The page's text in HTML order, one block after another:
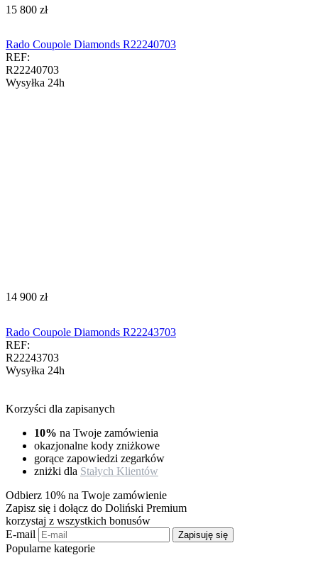
‍15 800‍ zł
Rado Coupole Diamonds R22240703
REF:
R22240703
Wysyłka 24h
‍14 900‍ zł
Rado Coupole Diamonds R22243703
REF:
R22243703
Wysyłka 24h
Korzyści dla zapisanych
10% na Twoje zamówienia
okazjonalne kody zniżkowe
gorące zapowiedzi zegarków
zniżki dla Stałych Klientów
Odbierz 10% na Twoje zamówienie
Zapisz się i dołącz do Doliński Premium
korzystaj z wszystkich bonusów
E-mail
Zapisuję się
Popularne kategorie